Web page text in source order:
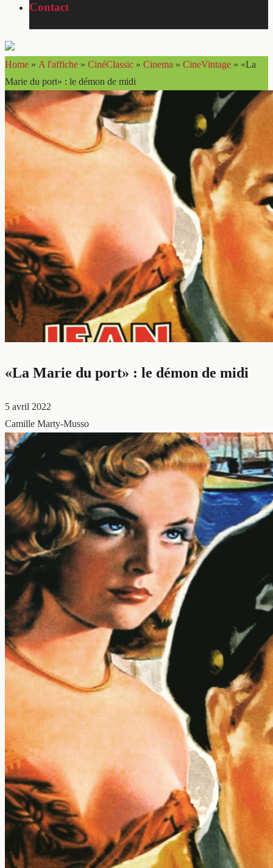
Contact
Home » A l'affiche » CinéClassic » Cinema » CineVintage » «La
Marie du port» : le démon de midi
«La Marie du port» : le démon de midi
5 avril 2022
Camille Marty-Musso